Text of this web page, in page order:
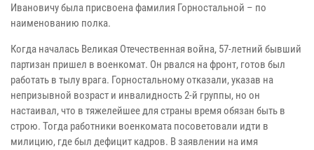
Ивановичу была присвоена фамилия Горностальной – по
наименованию полка.
Когда началась Великая Отечественная война, 57-летний бывший
партизан пришел в военкомат. Он рвался на фронт, готов был
работать в тылу врага. Горностальному отказали, указав на
непризывной возраст и инвалидность 2-й группы, но он
настаивал, что в тяжелейшее для страны время обязан быть в
строю. Тогда работники военкомата посоветовали идти в
милицию, где был дефицит кадров. В заявлении на имя